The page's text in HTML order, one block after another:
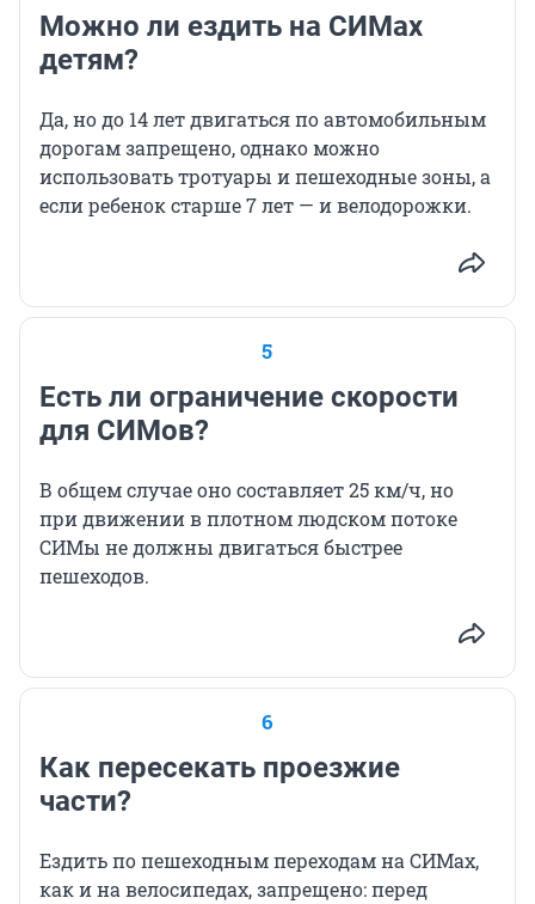
Можно ли ездить на СИМах
детям?
Да, но до 14 лет двигаться по автомобильным
дорогам запрещено, однако можно
использовать тротуары и пешеходные зоны, а
если ребенок старше 7 лет — и велодорожки.
5
Есть ли ограничение скорости
для СИМов?
В общем случае оно составляет 25 км/ч, но
при движении в плотном людском потоке
СИМы не должны двигаться быстрее
пешеходов.
6
Как пересекать проезжие
части?
Ездить по пешеходным переходам на СИМах,
как и на велосипедах, запрещено: перед